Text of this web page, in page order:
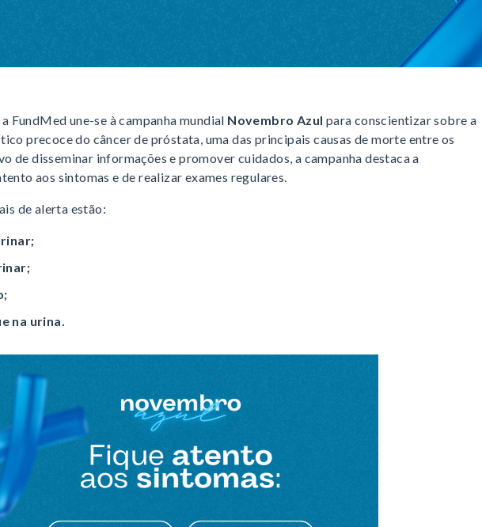
FundMed une-se à campanha mundial Novembro Azul para conscientizar sobre a
precoce do câncer de próstata, uma das principais causas de morte entre os
de disseminar informações e promover cuidados, a campanha destaca a
aos sintomas e de realizar exames regulares.
de alerta estão:
na urina.